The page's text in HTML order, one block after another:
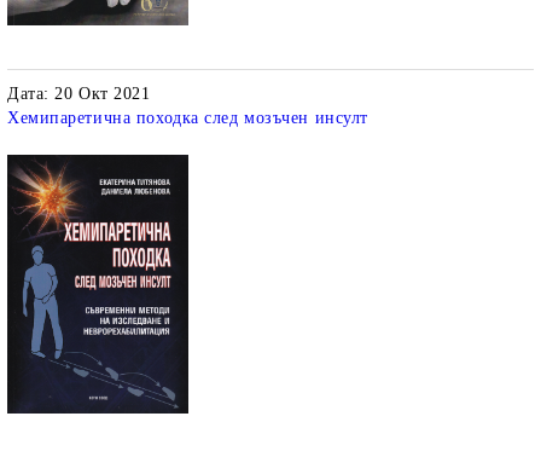
Дата: 20 Окт 2021
Хемипаретична походка след мозъчен инсулт